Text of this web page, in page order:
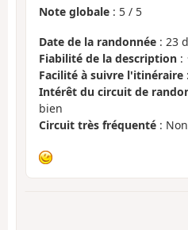
Note globale : 5 / 5
Date de la randonnée : 23
Fiabilité de la description :
Facilité à suivre l'itinéraire
Intérêt du circuit de
bien
Circuit très fréquenté : Non